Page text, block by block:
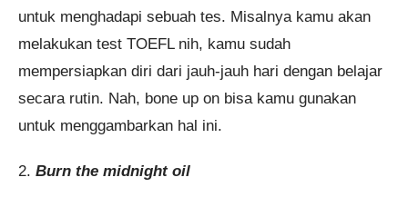
untuk menghadapi sebuah tes. Misalnya kamu akan
melakukan test TOEFL nih, kamu sudah
mempersiapkan diri dari jauh-jauh hari dengan belajar
secara rutin. Nah, bone up on bisa kamu gunakan
untuk menggambarkan hal ini.
2. Burn the midnight oil